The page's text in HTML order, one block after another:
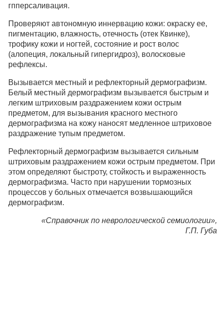
гпперсаливация.
Проверяют автономную иннервацию кожи: окраску ее,
пигментацию, влажность, отечность (отек Квинке),
трофику кожи и ногтей, состояние и рост волос
(алопеция, локальный гипергидроз), волосковые
рефлексы.
Вызывается местный и рефлекторный дермографизм.
Белый местный дермографизм вызывается быстрым и
легким штриховым раздражением кожи острым
предметом, для вызывания красного местного
дермографизма на кожу наносят медленное штриховое
раздражение тупым предметом.
Рефлекторный дермографизм вызывается сильным
штриховым раздражением кожи острым предметом. При
этом определяют быстроту, стойкость и выраженность
дермографизма. Часто при нарушении тормозных
процессов у больных отмечается возвышающийся
дермографизм.
«Справочник по неврологической семиологии»,
Г.П. Губа